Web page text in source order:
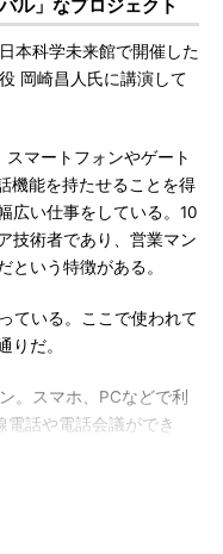
ル」なプロジェクト
本科学未来館で開催した
岡崎昌人氏に講演して
マートフォンやゲート
機能を持たせることを得
広い仕事をしている。10
技術者であり、営業マン
という特徴がある。
ている。ここで使われて
りだ。
。スマホ、PCなどで利
電話や電話会議ができ